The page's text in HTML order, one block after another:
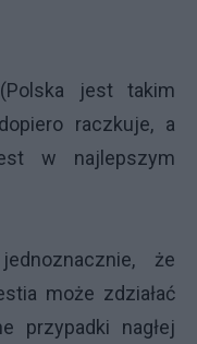
jest takim
raczkuje, a
w najlepszym
że
może zdziałać
przypadki nagłej